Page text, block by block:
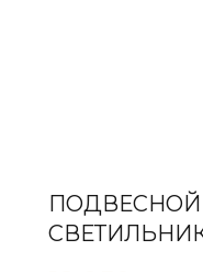
ПОДВЕСНОЙ
СВЕТИЛЬНИК